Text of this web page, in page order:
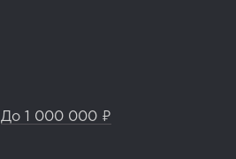
До 1 000 000 ₽